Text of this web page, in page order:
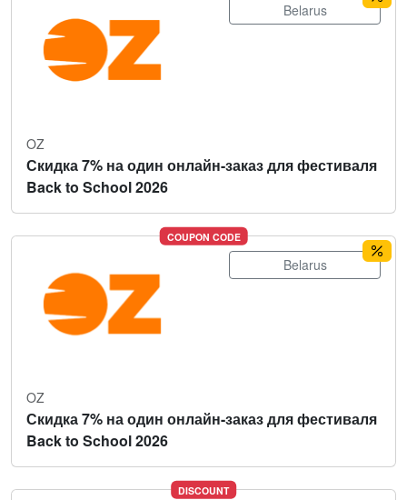
Belarus
OZ
Скидка 7% на один онлайн-заказ для фестиваля
Back to School 2026
COUPON CODE
Belarus
OZ
Скидка 7% на один онлайн-заказ для фестиваля
Back to School 2026
DISCOUNT